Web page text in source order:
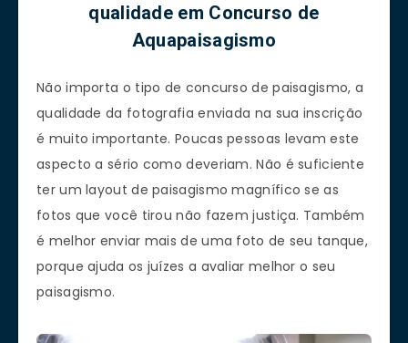
qualidade em Concurso de
Aquapaisagismo
Não importa o tipo de concurso de paisagismo, a
qualidade da fotografia enviada na sua inscrição
é muito importante. Poucas pessoas levam este
aspecto a sério como deveriam. Não é suficiente
ter um layout de paisagismo magnífico se as
fotos que você tirou não fazem justiça. Também
é melhor enviar mais de uma foto de seu tanque,
porque ajuda os juízes a avaliar melhor o seu
paisagismo.